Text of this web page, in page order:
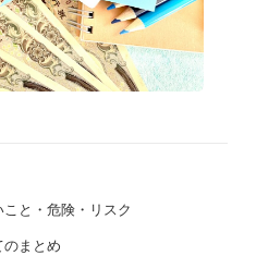
と・危険・リスク
まとめ